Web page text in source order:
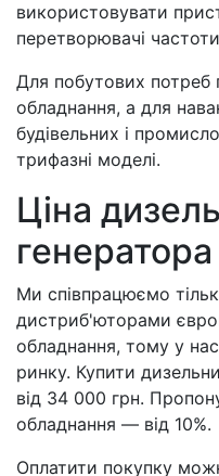
використовувати
перетворювачі
Для побутових потреб
обладнання, а для
будівельних і
трифазні моделі.
Ціна
генератора
Ми співпрацюємо
дистриб'юторами
обладнання, тому у
ринку. Купити
від 34 000 грн.
обладнання — від 10%.
Оплатити покупку